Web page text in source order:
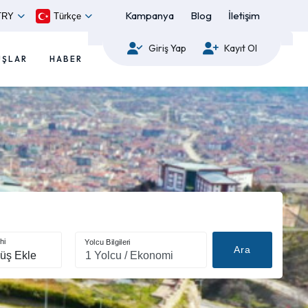
Türkçe Kampanya Blog İletişim
HABER
Giriş Yap Kayıt Ol
Ekle
Yolcu Bilgileri
Ara